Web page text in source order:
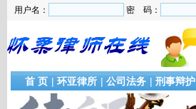
用户名： 密 码：
首 页 | 环亚律所 | 公司法务 | 刑事辩护